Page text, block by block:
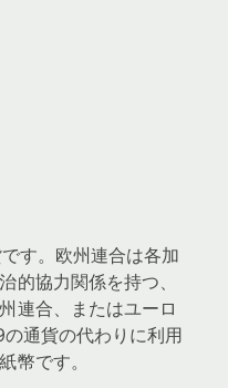
す。欧州連合は各加
的協力関係を持つ、
連合、またはユーロ
通貨の代わりに利用
幣です。